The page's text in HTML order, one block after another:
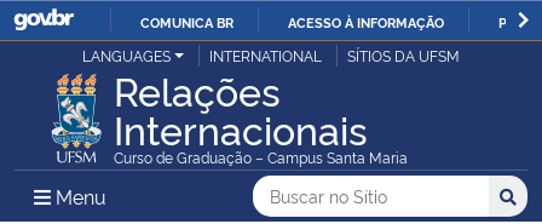
IR
PARA
O
CONTEÚDO
COMUNICA BR ACESSO À INFORMAÇÃO
Ministério da Justiça e Segurança Pública
Ministério da Defesa
LANGUAGES INTERNATIONAL SÍTIOS DA UFSM
Relações
Internacionais
Curso de Graduação – Campus Santa Maria
Menu Menu Principal do Sítio
Busca
Buscar no no Sítio
Busca: